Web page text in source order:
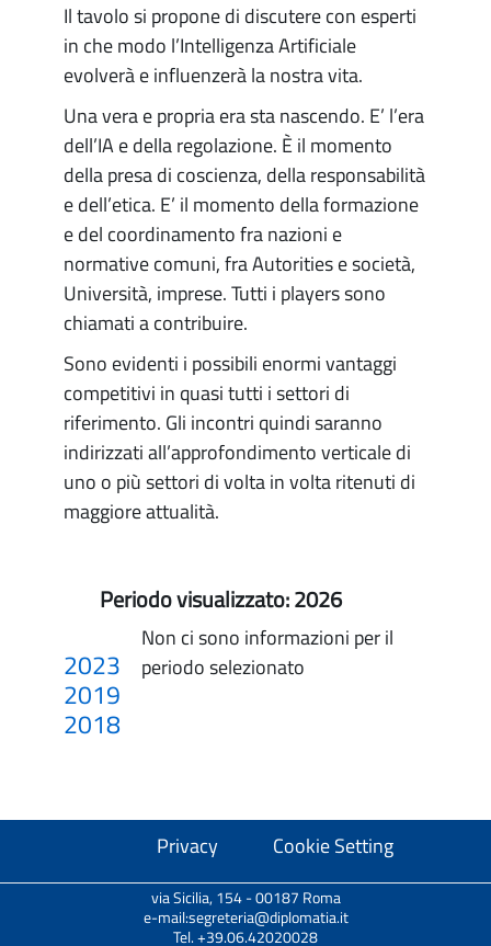
Il tavolo si propone di discutere con esperti
in che modo l’Intelligenza Artificiale
evolverà e influenzerà la nostra vita.
Una vera e propria era sta nascendo. E’ l’era
dell’IA e della regolazione. È il momento
della presa di coscienza, della responsabilità
e dell’etica. E’ il momento della formazione
e del coordinamento fra nazioni e
normative comuni, fra Autorities e società,
Università, imprese. Tutti i players sono
chiamati a contribuire.
Sono evidenti i possibili enormi vantaggi
competitivi in quasi tutti i settori di
riferimento. Gli incontri quindi saranno
indirizzati all’approfondimento verticale di
uno o più settori di volta in volta ritenuti di
maggiore attualità.
Periodo visualizzato:2026
2023
2019
2018
Non ci sono informazioni per il
periodo selezionato
Privacy Cookie Setting
via Sicilia, 154 - 00187 Roma
e-mail:segreteria@diplomatia.it
Tel. +39.06.42020028